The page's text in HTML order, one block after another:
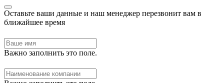
Оставьте ваши данные и наш менеджер перезвонит вам в
ближайшее время
Важно заполнить это поле.